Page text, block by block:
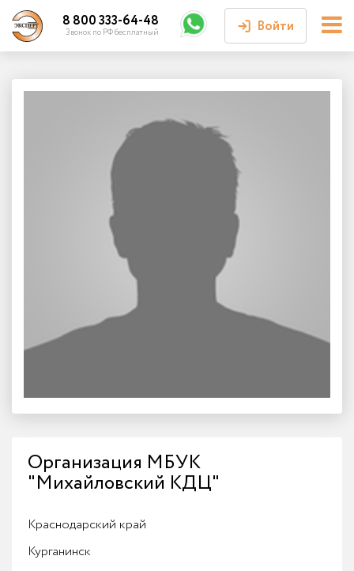
Войти
Войти или
зарегистрироваться
Личный кабинет
8 800 333-64-48
Звонок по РФ бесплатный
Организация МБУК
"Михайловский КДЦ"
Краснодарский край
Курганинск